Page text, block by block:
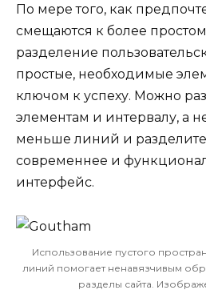
По мере того, как
смещаются к более
разделение
простые, необходимые
ключом к успеху. Можно
элементам и интервалу, а
меньше линий и
современнее и
интерфейс.
Использование пустого
линий помогает ненавязчивым
разделы сайта.